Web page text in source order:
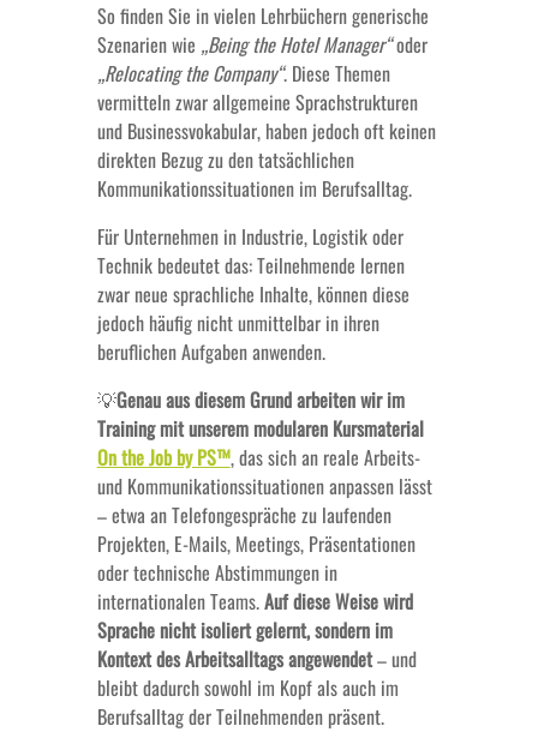
So finden Sie in vielen Lehrbüchern generische
Szenarien wie „Being the Hotel Manager“oder
„Relocating the Company“. Diese Themen
vermitteln zwar allgemeine Sprachstrukturen
und Businessvokabular, haben jedoch oft keinen
direkten Bezug zu den tatsächlichen
Kommunikationssituationen im Berufsalltag.
Für Unternehmen in Industrie, Logistik oder
Technik bedeutet das: Teilnehmende lernen
zwar neue sprachliche Inhalte, können diese
jedoch häufig nicht unmittelbar in ihren
beruflichen Aufgaben anwenden.
💡Genau aus diesem Grund arbeiten wir im
Training mit unserem modularen Kursmaterial
On the Job by PS™, das sich an reale Arbeits-
und Kommunikationssituationen anpassen lässt
– etwa an Telefongespräche zu laufenden
Projekten, E-Mails, Meetings, Präsentationen
oder technische Abstimmungen in
internationalen Teams.Auf diese Weise wird
Sprache nicht isoliert gelernt, sondern im
Kontext des Arbeitsalltags angewendet– und
bleibt dadurch sowohl im Kopf als auch im
Berufsalltag der Teilnehmenden präsent.